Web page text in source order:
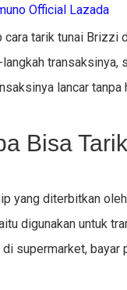
Official Lazada
tarik tunai Brizzi
transaksinya,
lancar tanpa
Bisa
yang diterbitkan oleh
digunakan untuk
supermarket, bayar